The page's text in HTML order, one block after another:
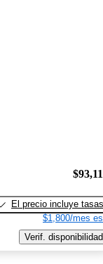
El precio incluye tasas
$1,800/mes
Verif. disponibilidad